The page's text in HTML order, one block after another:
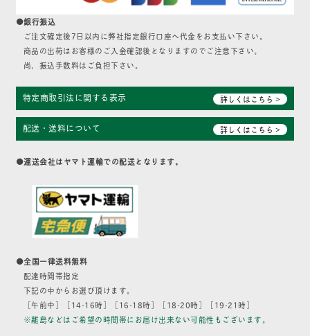
●銀行振込
ご注文確定後7日以内に弊社指定銀行口座へ代金をお支払い下さい。
商品の出荷はお客様のご入金確認後となりますのでご注意下さい。
尚、振込手数料はご負担下さい。
特定商取引法に関する表示 詳しくはこちら >
配送・送料について 詳しくはこちら >
●運送会社はヤマト運輸での配送となります。
●全国一律送料無料
配達時間帯指定
下記の中からお選び頂けます。
［午前中］［14-16時］［16-18時］［18-20時］［19-21時］
※離島などはご希望の時間帯にお届け出来ない可能性もございます。